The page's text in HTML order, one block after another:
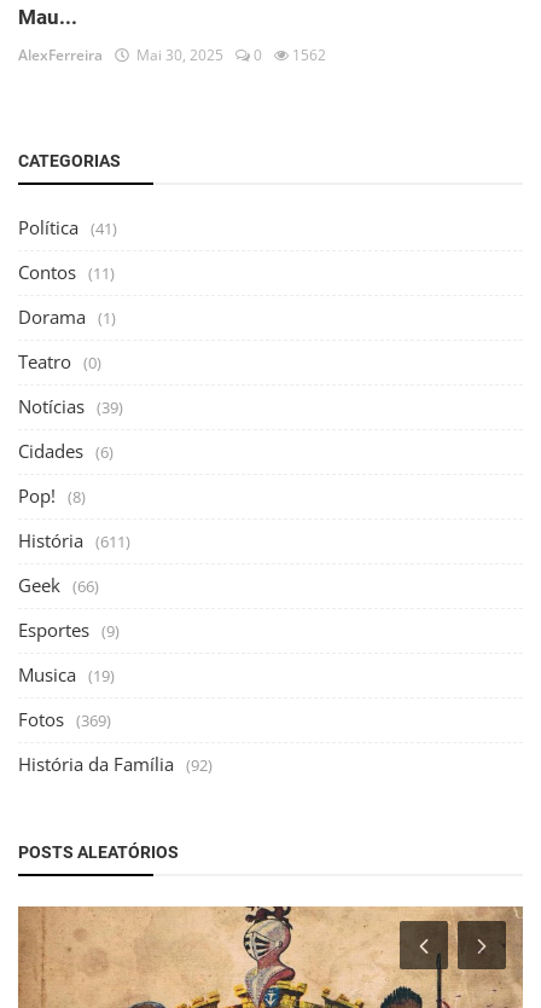
Mau...
AlexFerreira Mai 30, 2025 0 1562
CATEGORIAS
Política (41)
Contos (11)
Dorama (1)
Teatro (0)
Notícias (39)
Cidades (6)
Pop! (8)
História (611)
Geek (66)
Esportes (9)
Musica (19)
Fotos (369)
História da Família (92)
POSTS ALEATÓRIOS